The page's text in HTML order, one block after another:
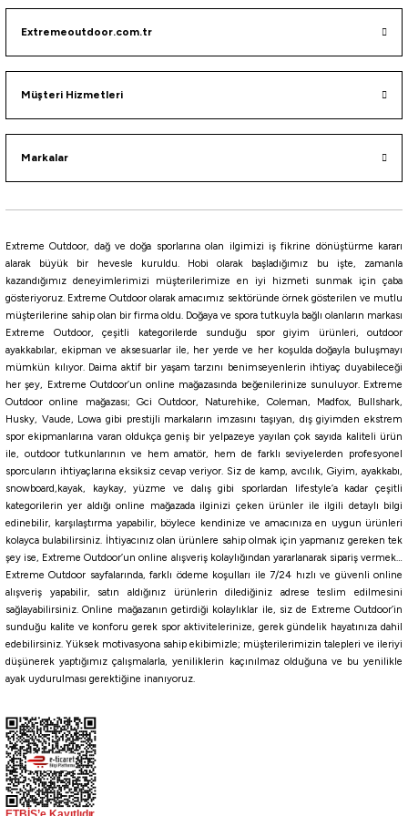
133,10₺
Daiwa
Daiwa Bait Junkie Grub Soft Bait Floating Silikon Yem
392,16 ₺
Havale ile 372,55 ₺
Motor Oil UV Camo UV Rainbow Trout WATERMELON RED Bloodworm UV
6,35 CM
Daiwa
Daiwa Gekkabijin Chibi Roll 4.3cm LRF Silikon Yem
267,75₺
315,00₺
Havale ile 254,36 ₺
IWASHI Pearl Dot Glow Mandarin Candy Glow Mandarin GLOW PINK Glow Lemon
%10
River
River Twister Tail Sandworm 6cm Silikon Yem
130,00₺
Havale ile 111,15 ₺
01 08
Extremeoutdoor.com.tr
Müşteri Hizmetleri
Markalar
Extreme Outdoor, dağ ve doğa sporlarına olan ilgimizi iş fikrine dönüştürme kararı
alarak büyük bir hevesle kuruldu. Hobi olarak başladığımız bu işte, zamanla
kazandığımız deneyimlerimizi müşterilerimize en iyi hizmeti sunmak için çaba
gösteriyoruz. Extreme Outdoor olarak amacımız sektöründe örnek gösterilen ve mutlu
müşterilerine sahip olan bir firma oldu. Doğaya ve spora tutkuyla bağlı olanların markası
Extreme Outdoor, çeşitli kategorilerde sunduğu spor giyim ürünleri, outdoor
ayakkabılar, ekipman ve aksesuarlar ile, her yerde ve her koşulda doğayla buluşmayı
mümkün kılıyor. Daima aktif bir yaşam tarzını benimseyenlerin ihtiyaç duyabileceği
her şey, Extreme Outdoor’un online mağazasında beğenilerinize sunuluyor. Extreme
Outdoor online mağazası; Gci Outdoor, Naturehike, Coleman, Madfox, Bullshark,
Husky, Vaude, Lowa gibi prestijli markaların imzasını taşıyan, dış giyimden ekstrem
spor ekipmanlarına varan oldukça geniş bir yelpazeye yayılan çok sayıda kaliteli ürün
ile, outdoor tutkunlarının ve hem amatör, hem de farklı seviyelerden profesyonel
sporcuların ihtiyaçlarına eksiksiz cevap veriyor. Siz de kamp, avcılık, Giyim, ayakkabı,
snowboard,kayak, kaykay, yüzme ve dalış gibi sporlardan lifestyle’a kadar çeşitli
kategorilerin yer aldığı online mağazada ilginizi çeken ürünler ile ilgili detaylı bilgi
edinebilir, karşılaştırma yapabilir, böylece kendinize ve amacınıza en uygun ürünleri
kolayca bulabilirsiniz. İhtiyacınız olan ürünlere sahip olmak için yapmanız gereken tek
şey ise, Extreme Outdoor’un online alışveriş kolaylığından yararlanarak sipariş vermek…
Extreme Outdoor sayfalarında, farklı ödeme koşulları ile 7/24 hızlı ve güvenli online
alışveriş yapabilir, satın aldığınız ürünlerin dilediğiniz adrese teslim edilmesini
sağlayabilirsiniz. Online mağazanın getirdiği kolaylıklar ile, siz de Extreme Outdoor’in
sunduğu kalite ve konforu gerek spor aktivitelerinize, gerek gündelik hayatınıza dahil
edebilirsiniz. Yüksek motivasyona sahip ekibimizle; müşterilerimizin talepleri ve ileriyi
düşünerek yaptığımız çalışmalarla, yeniliklerin kaçınılmaz olduğuna ve bu yenilikle
ayak uydurulması gerektiğine inanıyoruz.